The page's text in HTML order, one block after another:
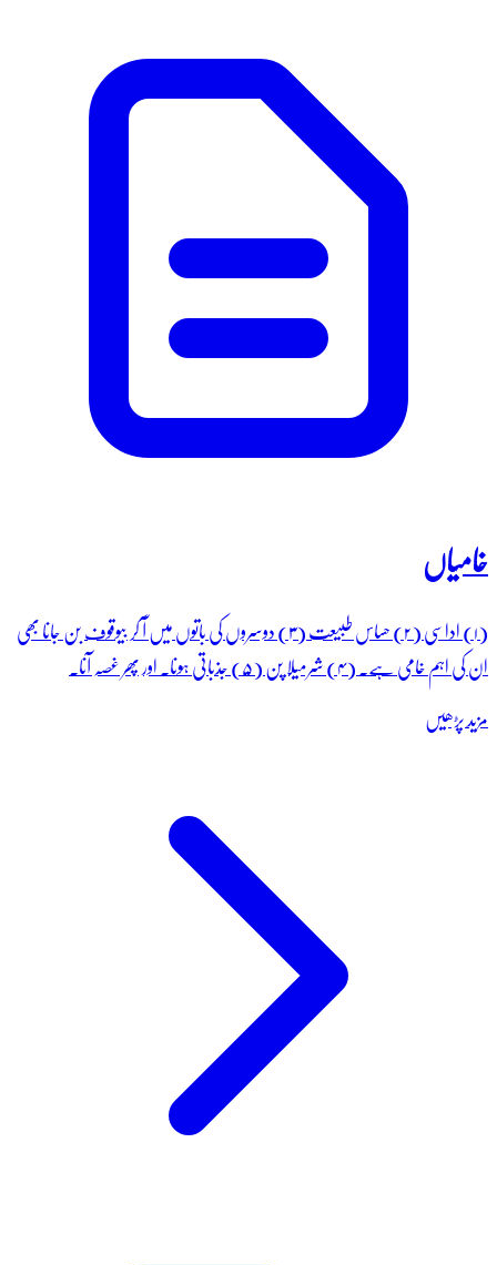
خامیاں
(۱) اداسی (۲) حساس طبیعت (۳) دوسروں کی باتوں میں آ کر بیوقوف بن جانا بھی
ان کی اہم خامی ہے۔ (۴) شرمیلا پن (۵) جذباتی ہونا۔ اور پھر غصہ آنا۔
مزید پڑھیں